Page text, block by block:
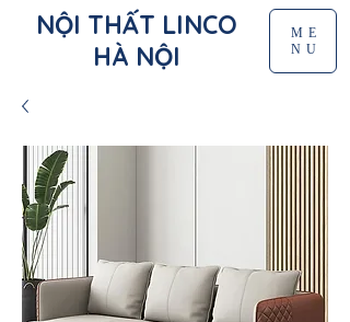
NỘI THẤT LINCO
HÀ NỘI
ME
NU